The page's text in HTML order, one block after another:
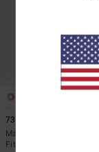
73 Denim
Männer Schwarz
Fit